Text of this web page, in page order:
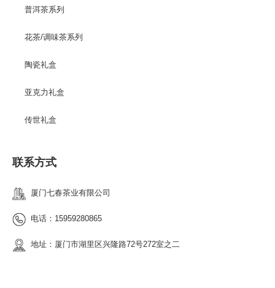
普洱茶系列
花茶/调味茶系列
陶瓷礼盒
亚克力礼盒
传世礼盒
联系方式
厦门七春茶业有限公司
电话：15959280865
地址：厦门市湖里区兴隆路72号272室之二